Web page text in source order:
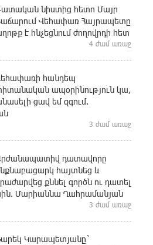
նիստից հետո Մայր
Վեհափառ Հայրապետը
է հնչեցնում ժողովրդի հետ
4 ժամ առաջ
հանդեպ
ապօրինություն կա,
ցավ եմ զգում.
3 ժամ առաջ
դատավորը
հայտնեց և
քննել գործն ու դատել
Մարիաննա Ղահրամանյան
3 ժամ առաջ
Կարապետյանը`